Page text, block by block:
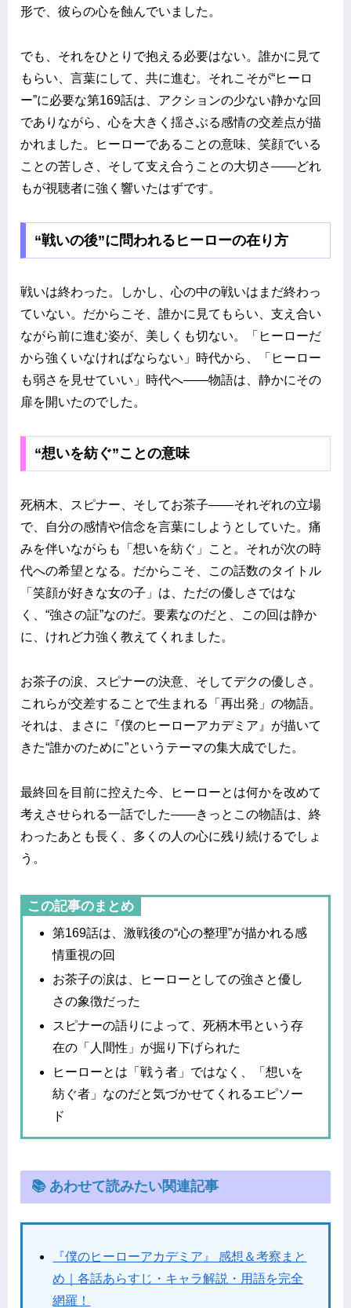
形で、彼らの心を蝕んでいました。
でも、それをひとりで抱える必要はない。誰かに見て
もらい、言葉にして、共に進む。それこそが“ヒーロ
ー”に必要な第169話は、アクションの少ない静かな回
でありながら、心を大きく揺さぶる感情の交差点が描
かれました。ヒーローであることの意味、笑顔でいる
ことの苦しさ、そして支え合うことの大切さ――どれ
もが視聴者に強く響いたはずです。
“戦いの後”に問われるヒーローの在り方
戦いは終わった。しかし、心の中の戦いはまだ終わっ
ていない。だからこそ、誰かに見てもらい、支え合い
ながら前に進む姿が、美しくも切ない。「ヒーローだ
から強くいなければならない」時代から、「ヒーロー
も弱さを見せていい」時代へ――物語は、静かにその
扉を開いたのでした。
“想いを紡ぐ”ことの意味
死柄木、スピナー、そしてお茶子――それぞれの立場
で、自分の感情や信念を言葉にしようとしていた。痛
みを伴いながらも「想いを紡ぐ」こと。それが次の時
代への希望となる。だからこそ、この話数のタイトル
「笑顔が好きな女の子」は、ただの優しさではな
く、“強さの証”なのだ。要素なのだと、この回は静か
に、けれど力強く教えてくれました。
お茶子の涙、スピナーの決意、そしてデクの優しさ。
これらが交差することで生まれる「再出発」の物語。
それは、まさに『僕のヒーローアカデミア』が描いて
きた“誰かのために”というテーマの集大成でした。
最終回を目前に控えた今、ヒーローとは何かを改めて
考えさせられる一話でした――きっとこの物語は、終
わったあとも長く、多くの人の心に残り続けるでしょ
う。
この記事のまとめ
第169話は、激戦後の“心の整理”が描かれる感
情重視の回
お茶子の涙は、ヒーローとしての強さと優し
さの象徴だった
スピナーの語りによって、死柄木弔という存
在の「人間性」が掘り下げられた
ヒーローとは「戦う者」ではなく、「想いを
紡ぐ者」なのだと気づかせてくれるエピソー
ド
📚 あわせて読みたい関連記事
『僕のヒーローアカデミア』 感想＆考察まと
め｜各話あらすじ・キャラ解説・用語を完全
網羅！